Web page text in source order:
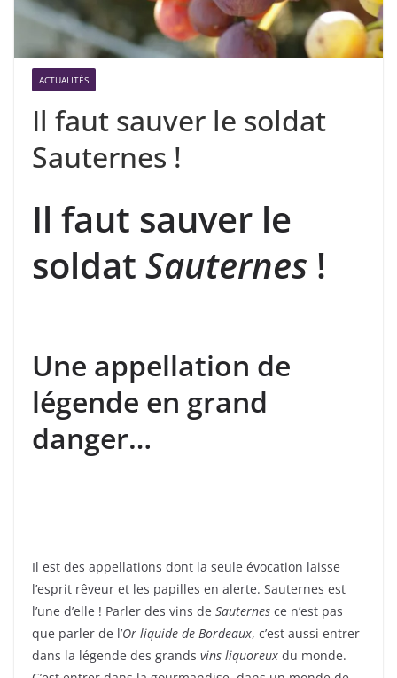
ACTUALITÉS
Il faut sauver le soldat
Sauternes !
Il faut sauver le
soldat Sauternes !
Une appellation de
légende en grand
danger…
Il est des appellations dont la seule évocation laisse
l’esprit rêveur et les papilles en alerte. Sauternes est
l’une d’elle ! Parler des vins de Sauternes ce n’est pas
que parler de l’Or liquide de Bordeaux, c’est aussi entrer
dans la légende des grands vins liquoreux du monde.